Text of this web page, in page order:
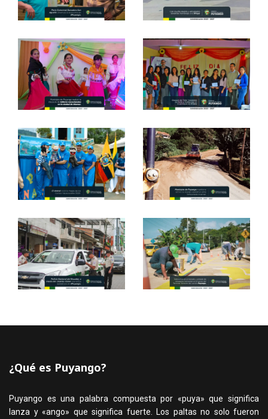
¿Qué es Puyango?
Puyango es una palabra compuesta por «puya» que significa
lanza y «ango» que significa fuerte. Los paltas no solo fueron